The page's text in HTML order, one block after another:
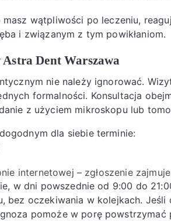
wątpliwości po leczeniu,
i związanym z tym powikłaniom.
Dent Warszawa
nie należy ignorować.
formalności. Konsultacja
z użyciem mikroskopu lub
dla siebie terminie:
internetowej – zgłoszenie
w dni powszednie od 9:00 do
bez oczekiwania w kolejkach.
pomoże w porę powstrzymać